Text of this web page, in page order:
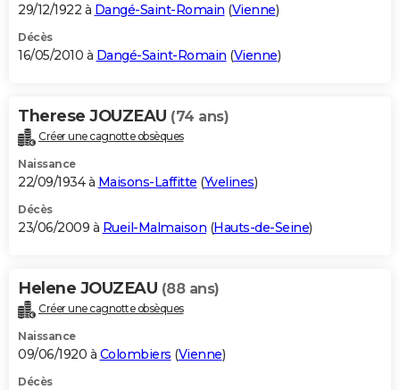
29/12/1922 à Dangé-Saint-Romain (Vienne)
Décès
16/05/2010 à Dangé-Saint-Romain (Vienne)
Therese JOUZEAU (74 ans)
Créer une cagnotte obsèques
Naissance
22/09/1934 à Maisons-Laffitte (Yvelines)
Décès
23/06/2009 à Rueil-Malmaison (Hauts-de-Seine)
Helene JOUZEAU (88 ans)
Créer une cagnotte obsèques
Naissance
09/06/1920 à Colombiers (Vienne)
Décès